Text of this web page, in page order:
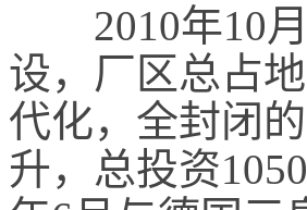
2010年10月
设，厂区总占
代化，全封闭
升，总投资